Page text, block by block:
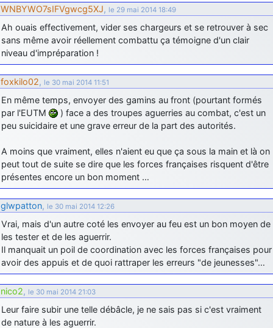
fox_50: Bonjour, certains parmis vous étaient-ils présent au
meeting de Lann Bihoué de 2026 ?
cachée dans les pins
: Coucou et excellente année 2026 à tous et
au site!
jericho: Bonne année et tous mes meilleurs voeux à tous pour
2026 !
little boy : je vous souhaite un bon réveillon pour cette nouvelle
année!
et de bonnes fêtes de fin d'année.
d9pouces: Joyeux Noël à tous !
d9pouces: mais tu peux tenter l'un des rares lycées militaires
comme le Prytanée dans la Sarthe, ça ne peut pas faire de mal !
d9pouces
: C'est plutôt après le lycée, voire après une prépa
scientifique, tu as donc encore un peu de temps devant toi
yaellerigolow: bonjour a tous je suis un élève de première
passionnée par l'aviation militaire , pourrais je savoir que faire après
le lycée pour s'orienter et pouvoir devenir officier de l'armée de l'air?
d9pouces : lesquels, par exemple ?
mahmoud: bonsoir, très instructif ce site .mais nous aimerions avoir
les photo des anciens appareils de l'armée de l'air de la haute -volta
WNBYWO7sIFVgwcg5XJ, le 29 mai 2014 18:49
Ah ouais effectivement, vider ses chargeurs et se retrouver à sec
sans même avoir réellement combattu ça témoigne d'un clair
niveau d'impréparation !
foxkilo02, le 30 mai 2014 11:51
En même temps, envoyer des gamins au front (pourtant formés
par l'EUTM
) face a des troupes aguerries au combat, c'est un
peu suicidaire et une grave erreur de la part des autorités.
A moins que vraiment, elles n'aient eu que ça sous la main et là on
peut tout de suite se dire que les forces françaises risquent d'être
présentes encore un bon moment …
glwpatton, le 30 mai 2014 12:26
Vrai, mais d'un autre coté les envoyer au feu est un bon moyen de
les tester et de les aguerrir.
Il manquait un poil de coordination avec les forces françaises pour
avoir des appuis et de quoi rattraper les erreurs "de jeunesses"…
nico2, le 30 mai 2014 21:03
Leur faire subir une telle débâcle, je ne sais pas si c'est vraiment
de nature à les aguerrir.